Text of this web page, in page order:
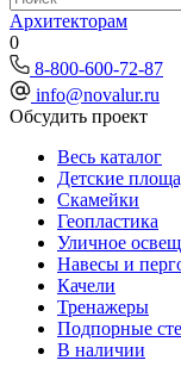
Архитекторам
0
8-800-600-72-87
info@novalur.ru
Обсудить проект
Весь каталог
Детские
Скамейки
Геопластика
Уличное
Навесы и
Качели
Тренажеры
Подпорные
В наличии